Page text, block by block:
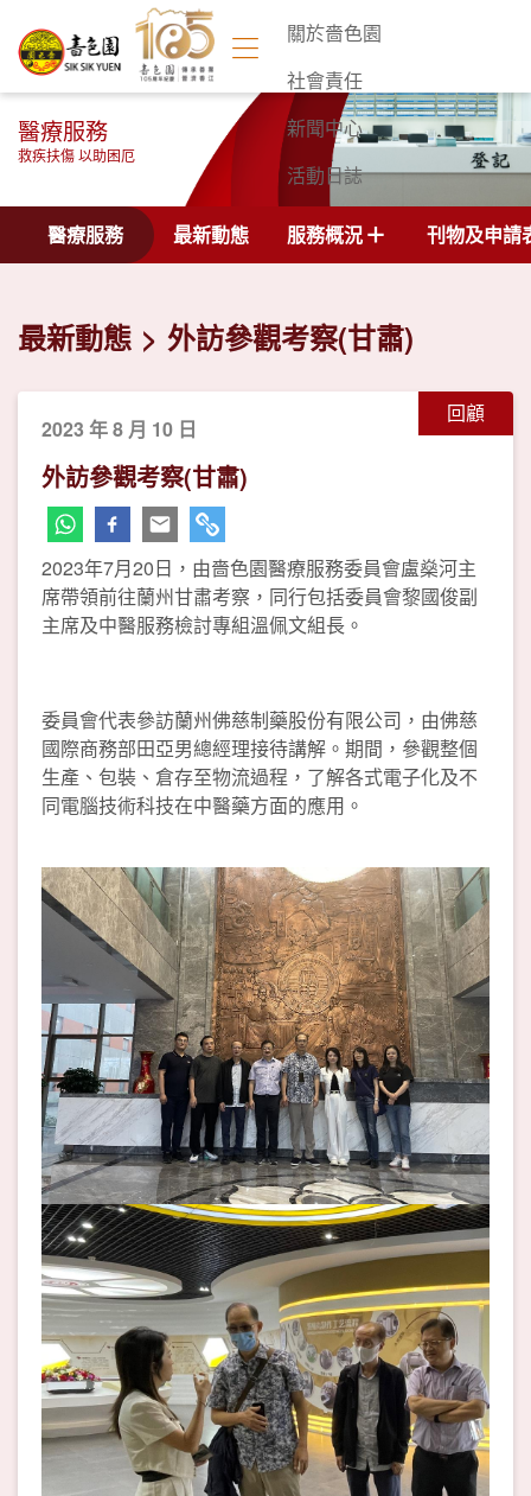
關於嗇色園
社會責任
新聞中心
活動日誌
聯絡我們
醫療服務
救疾扶傷 以助困厄
醫療服務 最新動態 服務概況 刊物及申請
最新動態 外訪參觀考察(甘肅)
回顧
2023 年 8 月 10 日
外訪參觀考察(甘肅)
2023年7月20日，由嗇色園醫療服務委員會盧燊河主
席帶領前往蘭州甘肅考察，同行包括委員會黎國俊副
主席及中醫服務檢討專組溫佩文組長。
委員會代表參訪蘭州佛慈制藥股份有限公司，由佛慈
國際商務部田亞男總經理接待講解。期間，參觀整個
生產、包裝、倉存至物流過程，了解各式電子化及不
同電腦技術科技在中醫藥方面的應用。